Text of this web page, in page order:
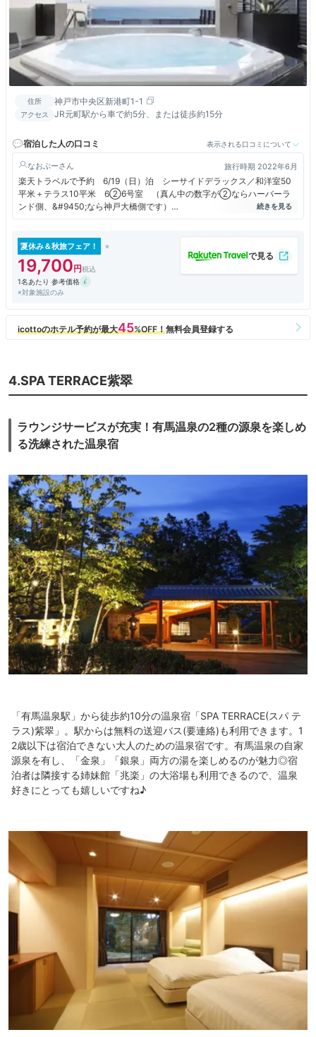
住所 神戸市中央区新港町1-1
アクセス JR元町駅から車で約5分、または徒歩約15分
宿泊した人の口コミ 表示される口コミについて
なおぶー 旅行時期 2022年6月
楽天トラベルで予約 6/19（日）泊 シーサイドデラックス／和洋室50
平米＋テラス10平米 6②6号室 （真ん中の数字が②ならハーバーラ
ンド側、&#9450;なら神戸大橋側です）
47800＋(入湯税150×2)－(兵庫県民割5000×2)＝38100円（2名分）
｛浴場｝
大浴場はチェックイン前・チェックアウト後にも利用できる。チェックイ
ン前なら荷物を預けて、温泉を利用したい旨をフロントにお願いすればい
い。チェックアウト後も同じ。これはうれしいですよね。主人が月曜日
（チェックアウト日）に半休しかとっていなかったので利用できなかった
｛駐車場｝
一番下のランクのシーサイドデラックスですが、50平米あるしテラスも
あるので、広いです。ツインベッドがあり、押し入れに布団が２組あり。
し、ターンダウンもなし。おトイレは主人の大好きな「いらっしゃ～い」
の自動開閉型（笑）洗面が2ボールなのと、椅子があるのがいい。
ワッフル生地のセパレートパジャマあり。
｛食事｝
お部屋の食器類もそうですが、ライブ割烹万蓮の食器に割れ・欠けが多い
のが気になった。お汁粉を頂いたお椀なんて、縁がノコギリ状になってい
た。なんかがっかり。
基本的にカートを押して取りに行くように食べ物が配置されている。お盆
を持ちながら手前に食器を置いて取れるような、場所的に余裕がない。何
度も取りに行かなくていいので、考えようによってはカートはいいとは思
うが、ちょっと面倒だった。
パジャマは部屋の中だけなので、浴衣を着て食事に行くことになるのです
が、着慣れていないのでどうしても着崩れてしまうんです。そこで温泉に
ある作務衣で食事をしてもいいのか聞いてみるとOKとのこと。従業員さ
んにも「そのほうが楽ですよね」と言われた。はい♪
夏休み＆秋旅フェア！
19,700
1名あたり 参考価格
※対象施設のみ
4.SPA TERRACE紫翠
ラウンジサービスが充実！有馬温泉の2種の源泉を楽しめ
る洗練された温泉宿
「有馬温泉駅」から徒歩約10分の温泉宿「SPA TERRACE(スパ テ
ラス)紫翠」。駅からは無料の送迎バス(要連絡)も利用できます。1
2歳以下は宿泊できない大人のための温泉宿です。有馬温泉の自家
源泉を有し、「金泉」「銀泉」両方の湯を楽しめるのが魅力◎宿
泊者は隣接する姉妹館「兆楽」の大浴場も利用できるので、温泉
好きにとっても嬉しいですね♪